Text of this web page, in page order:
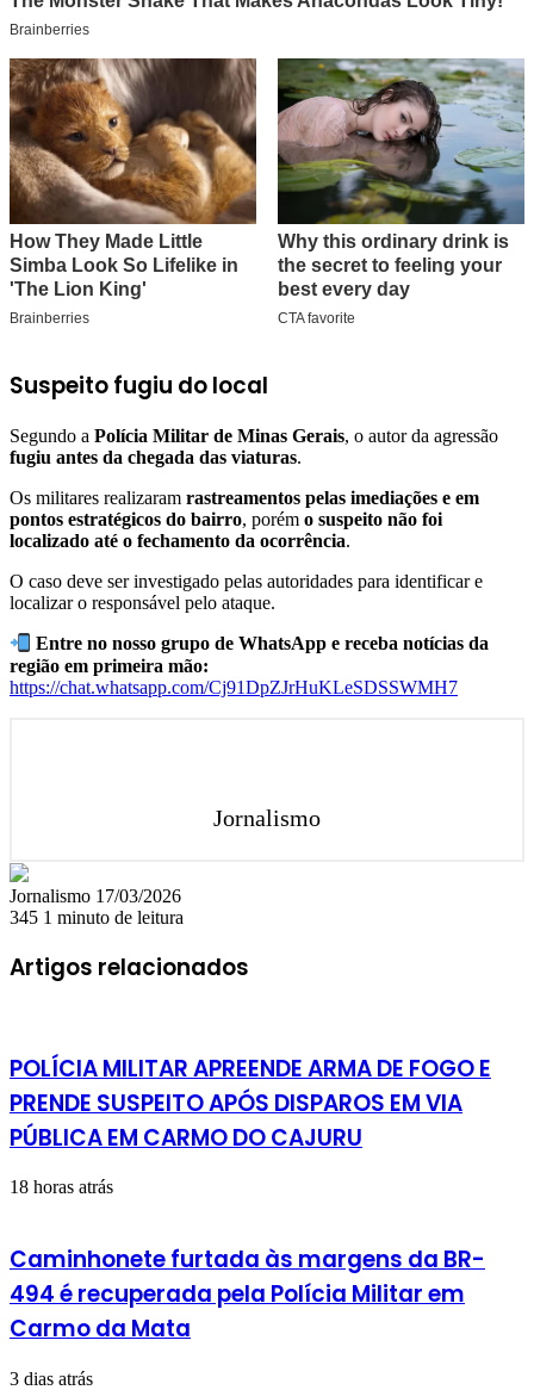
Suspeito fugiu do local
Segundo a Polícia Militar de Minas Gerais, o autor da agressão
fugiu antes da chegada das viaturas.
Os militares realizaram rastreamentos pelas imediações e em
pontos estratégicos do bairro, porém o suspeito não foi
localizado até o fechamento da ocorrência.
O caso deve ser investigado pelas autoridades para identificar e
localizar o responsável pelo ataque.
Entre no nosso grupo de WhatsApp e receba notícias da
região em primeira mão:
https://chat.whatsapp.com/Cj91DpZJrHuKLeSDSSWMH7
Jornalismo
Jornalismo Mande
um
mail
17/03/2026
345 1 minuto de leitura
Artigos relacionados
POLÍCIA MILITAR APREENDE ARMA DE FOGO E
PRENDE SUSPEITO APÓS DISPAROS EM VIA
PÚBLICA EM CARMO DO CAJURU
18 horas atrás
Caminhonete furtada às margens da BR-
494 é recuperada pela Polícia Militar em
Carmo da Mata
3 dias atrás